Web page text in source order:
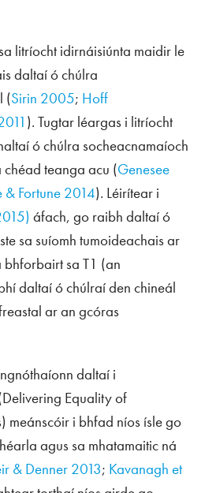
litríocht idirnáisiúnta maidir le
daltaí ó chúlra
(Sirin 2005; Hoff
). Tugtar léargas i litríocht
ó chúlra socheacnamaíoch
chéad teanga acu (Genesee
& Fortune 2014). Léirítear i
áfach, go raibh daltaí ó
sa suíomh tumoideachais ar
sa T1 (an
daltaí ó chúlraí den chineál
ar an gcóras
daltaí i
Delivering Equality of
) meánscóir i bhfad níos ísle go
agus sa mhatamaitic ná
& Denner 2013; Kavanagh et